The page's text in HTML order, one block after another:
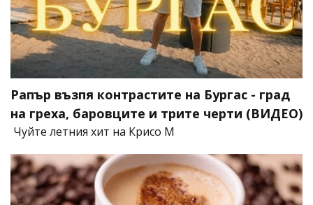
Рапър възпя контрастите на Бургас - град
на греха, баровците и трите черти (ВИДЕО)
Чуйте летния хит на Крисо М